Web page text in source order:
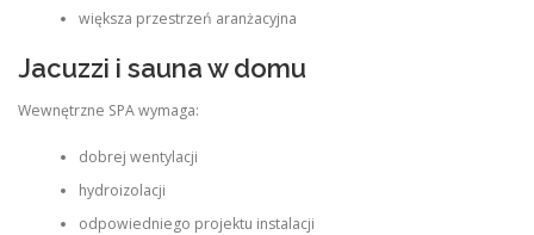
większa przestrzeń aranżacyjna
Jacuzzi i sauna w domu
Wewnętrzne SPA wymaga:
dobrej wentylacji
hydroizolacji
odpowiedniego projektu instalacji